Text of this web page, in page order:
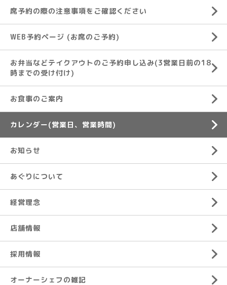
席予約の際の注意事項をご確認ください
WEB予約ページ (お席のご予約)
お弁当などテイクアウトのご予約申し込み(3営業日前の18
時までの受け付け)
お食事のご案内
カレンダー(営業日、営業時間)
お知らせ
あぐりについて
経営理念
店舗情報
採用情報
オーナーシェフの雑記